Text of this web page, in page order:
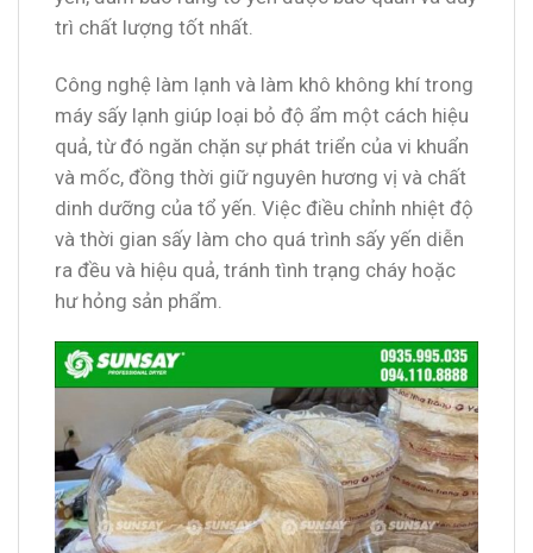
trì chất lượng tốt nhất.
Công nghệ làm lạnh và làm khô không khí trong
máy sấy lạnh giúp loại bỏ độ ẩm một cách hiệu
quả, từ đó ngăn chặn sự phát triển của vi khuẩn
và mốc, đồng thời giữ nguyên hương vị và chất
dinh dưỡng của tổ yến. Việc điều chỉnh nhiệt độ
và thời gian sấy làm cho quá trình sấy yến diễn
ra đều và hiệu quả, tránh tình trạng cháy hoặc
hư hỏng sản phẩm.